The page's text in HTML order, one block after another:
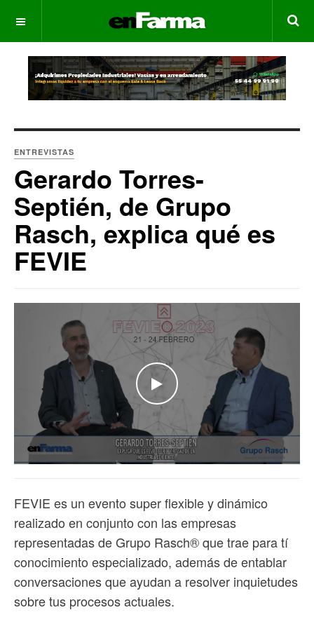
OFF CANVAS
ENTREVISTAS
Gerardo Torres-
Septién, de Grupo
Rasch, explica qué es
FEVIE
WATCH THE VIDEO
FEVIE es un evento super flexible y dinámico
realizado en conjunto con las empresas
representadas de Grupo Rasch®️ que trae para tí
conocimiento especializado, además de entablar
conversaciones que ayudan a resolver inquietudes
sobre tus procesos actuales.